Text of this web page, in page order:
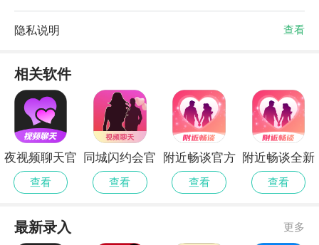
隐私说明 查看
相关软件
夜视频聊天官
网版
查看
同城闪约会官
方正式版
查看
附近畅谈官方
手机版
查看
附近畅谈全新
版
查看
最新录入 更多